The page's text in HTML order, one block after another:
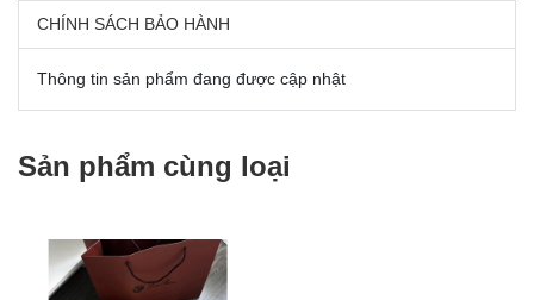
CHÍNH SÁCH BẢO HÀNH
Thông tin sản phẩm đang được cập nhật
Sản phẩm cùng loại